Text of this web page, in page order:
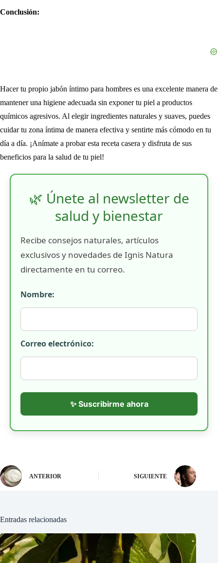
Conclusión:
Hacer tu propio jabón íntimo para hombres es una excelente manera de
mantener una higiene adecuada sin exponer tu piel a productos
químicos agresivos. Al elegir ingredientes naturales y suaves, puedes
cuidar tu zona íntima de manera efectiva y sentirte más cómodo en tu
día a día. ¡Anímate a probar esta receta casera y disfruta de sus
beneficios para la salud de tu piel!
🌿 Únete al newsletter de
salud y bienestar
Recibe consejos naturales, artículos
exclusivos y novedades de Ignis Natura
directamente en tu correo.
Nombre:
Correo electrónico:
✨ Suscribirme ahora
ANTERIOR SIGUIENTE
Entradas relacionadas